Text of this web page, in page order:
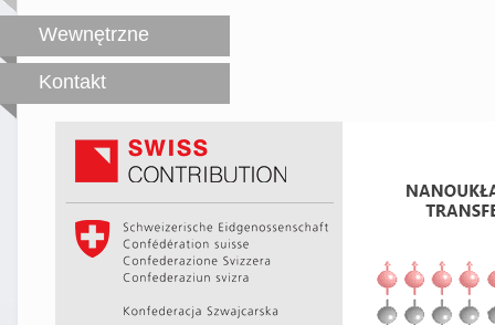
Wewnętrzne
Kontakt